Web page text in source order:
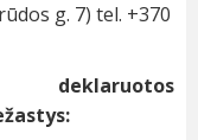
g. 7) tel. +370
deklaruotos